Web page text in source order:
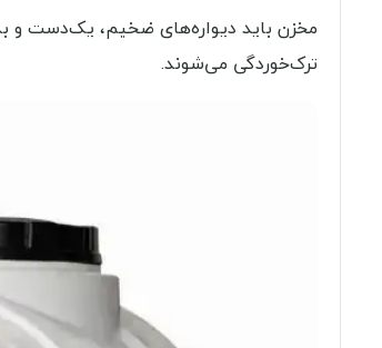
مخزن باید دیواره‌های ضخیم، یک‌دست و
ترک‌خوردگی می‌شوند.